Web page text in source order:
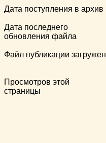
Дата поступления в архив
Дата последнего
обновления файла
Файл публикации загружен
Просмотров этой
страницы